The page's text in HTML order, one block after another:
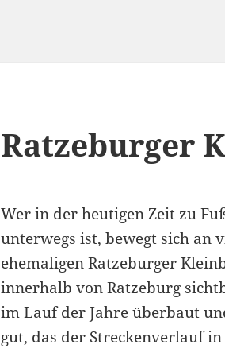
Ratzeburger
Wer in der heutigen Zeit zu
unterwegs ist, bewegt sich an
ehemaligen Ratzeburger
innerhalb von Ratzeburg
im Lauf der Jahre überbaut
gut, das der Streckenverlauf